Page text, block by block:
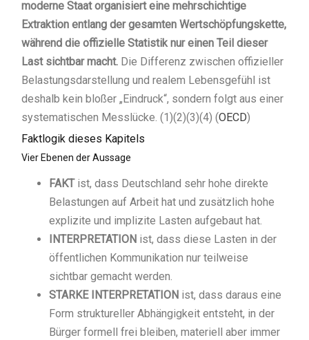
moderne Staat organisiert eine mehrschichtige
Extraktion entlang der gesamten Wertschöpfungskette,
während die offizielle Statistik nur einen Teil dieser
Last sichtbar macht. Die Differenz zwischen offizieller
Belastungsdarstellung und realem Lebensgefühl ist
deshalb kein bloßer „Eindruck“, sondern folgt aus einer
systematischen Messlücke. (1)(2)(3)(4) (OECD)
Faktlogik dieses Kapitels
Vier Ebenen der Aussage
FAKTist, dass Deutschland sehr hohe direkte
Belastungen auf Arbeit hat und zusätzlich hohe
explizite und implizite Lasten aufgebaut hat.
INTERPRETATION ist, dass diese Lasten in der
öffentlichen Kommunikation nur teilweise
sichtbar gemacht werden.
STARKE INTERPRETATION ist, dass daraus eine
Form struktureller Abhängigkeit entsteht, in der
Bürger formell frei bleiben, materiell aber immer